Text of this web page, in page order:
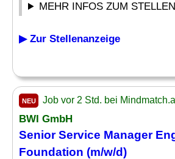
MEHR INFOS ZUM
▶ Zur Stellenanzeige
NEU Job vor 2 Std. bei
BWI GmbH
Senior Service Manager
Foundation (m/w/d)